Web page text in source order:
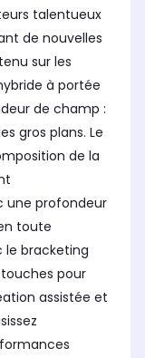
talentueux
de nouvelles
sur les
à portée
de champ :
gros plans. Le
de la
une profondeur
toute
le bracketing
pour
assistée et